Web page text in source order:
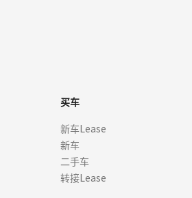
买车
新车Lease
新车
二手车
转接Lease